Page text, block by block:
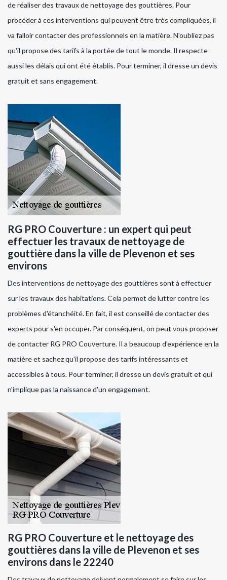
de réaliser des travaux de nettoyage des gouttières. Pour
procéder à ces interventions qui peuvent être très compliquées, il
va falloir contacter des professionnels en la matière. N'oubliez pas
qu'il propose des tarifs à la portée de tout le monde. Il respecte
aussi les délais qui ont été établis. Pour terminer, il dresse un devis
gratuit et sans engagement.
RG PRO Couverture : un expert qui peut
effectuer les travaux de nettoyage de
gouttière dans la ville de Plevenon et ses
environs
Des interventions de nettoyage des gouttières sont à effectuer
sur les travaux des habitations. Cela permet de lutter contre les
problèmes d'étanchéité. En fait, il est conseillé de contacter des
experts pour s'en occuper. Par conséquent, on peut vous proposer
de contacter RG PRO Couverture. Il a beaucoup d'expérience en la
matière et sachez qu'il propose des tarifs intéressants et
accessibles à tous. Pour terminer, il dresse un devis gratuit et qui
n'implique pas la naissance d'un engagement.
RG PRO Couverture et le nettoyage des
gouttières dans la ville de Plevenon et ses
environs dans le 22240